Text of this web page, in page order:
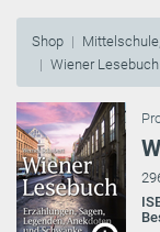
Shop
Wiener Lesebuch